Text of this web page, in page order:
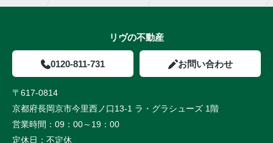
リヴの不動産
0120-811-731 お問い合わせ
〒617-0814
京都府長岡京市今里西ノ口13-1 ラ・グラシューズ 1階
営業時間： 09：00～19：00
定休日： 不定休